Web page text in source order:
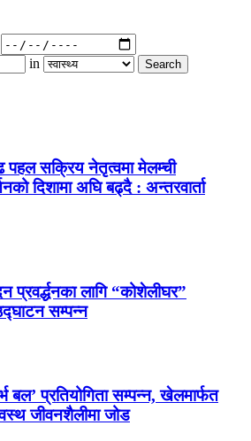
in
पहल सक्रिय नेतृत्वमा मेलम्ची
दिशामा अघि बढ्दै : अन्तरवार्ता
प्रवर्द्धनका लागि “कोशेलीघर”
सम्पन्न
बल’ प्रतियोगिता सम्पन्न, खेलमार्फत
जीवनशैलीमा जोड